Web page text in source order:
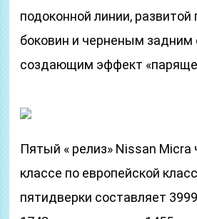
подоконной линии, развитой
боковин и черненым задним
создающим эффект
Пятый « релиз» Nissan Micra
классе по европейской
пятидверки составляет